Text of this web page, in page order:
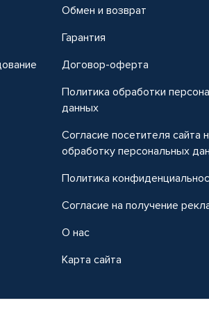
Обмен и возврат
Гарантия
Договор-оферта
Политика обработки
данных
Согласие посетителя сайта
обработку персональных
Политика
Согласие на получение
О нас
Карта сайта